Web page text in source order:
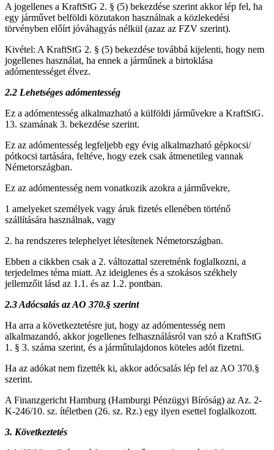
A jogellenes a KraftStG 2. § (5) bekezdése szerint akkor lép fel, ha
egy járművet belföldi közutakon használnak a közlekedési
törvényben előírt jóváhagyás nélkül (azaz az FZV szerint).
Kivétel: A KraftStG 2. § (5) bekezdése továbbá kijelenti, hogy nem
jogellenes használat, ha ennek a járműnek a birtoklása
adómentességet élvez.
2.2 Lehetséges adómentesség
Ez a adómentesség alkalmazható a külföldi járművekre a KraftStG.
13. szamának 3. bekezdése szerint.
Ez az adómentesség legfeljebb egy évig alkalmazható gépkocsi/
pótkocsi tartására, feltéve, hogy ezek csak átmenetileg vannak
Németországban.
Ez az adómentesség nem vonatkozik azokra a járművekre,
1 amelyeket személyek vagy áruk fizetés ellenében történő
szállítására használnak, vagy
2. ha rendszeres telephelyet létesítenek Németországban.
Ebben a cikkben csak a 2. változattal szeretnénk foglalkozni, a
terjedelmes téma miatt. Az ideiglenes és a szokásos székhely
jellemzőit lásd az 1.1. és az 1.2. pontban.
2.3 Adócsalás az AO 370.§ szerint
Ha arra a következtetésre jut, hogy az adómentesség nem
alkalmazandó, akkor jogellenes felhasználásról van szó a KraftStG
1. § 3. száma szerint, és a járműtulajdonos köteles adót fizetni.
Ha az adókat nem fizették ki, akkor adócsalás lép fel az AO 370.§
szerint.
A Finanzgericht Hamburg (Hamburgi Pénzügyi Bíróság) az Az. 2-
K-246/10. sz. ítéletben (26. sz. Rz.) egy ilyen esettel foglalkozott.
3. Következtetés